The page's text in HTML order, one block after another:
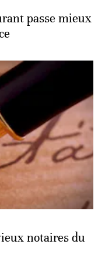
passe mieux
notaires du